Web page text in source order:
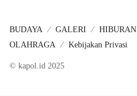
BUDAYA GALERI HIBURAN
OLAHRAGA
Kebijakan Privasi
© kapol.id 2025